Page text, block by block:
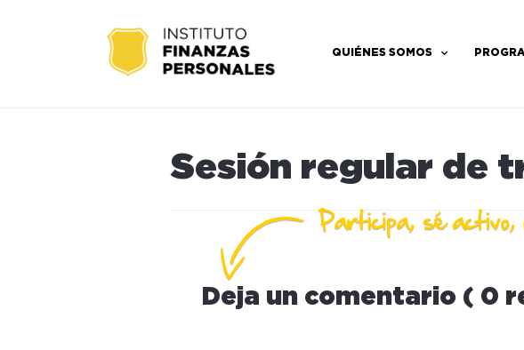
QUIÉNES SOMOS
Sesión regular de
Deja un comentario ( 0